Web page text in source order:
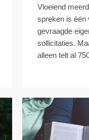
Vloeiend
spreken is één
gevraagde
sollicitaties.
alleen telt al